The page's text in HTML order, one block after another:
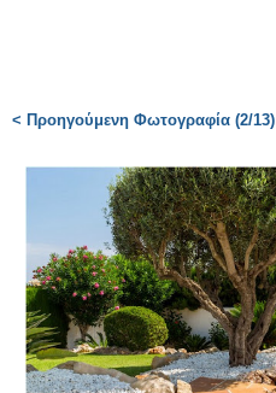
< Προηγούμενη Φωτογραφία (2/13)